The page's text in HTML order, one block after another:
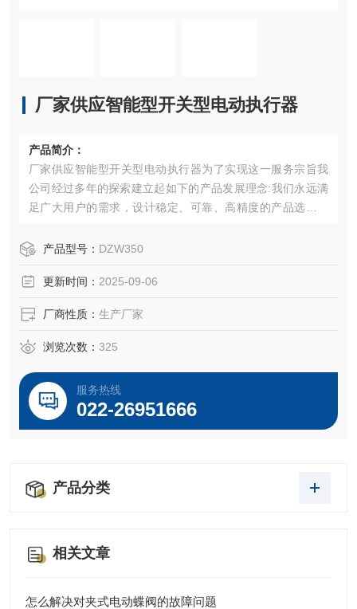
厂家供应智能型开关型电动执行器
产品简介：
厂家供应智能型开关型电动执行器为了实现这一服务宗旨我
公司经过多年的探索建立起如下的产品发展理念:我们永远满
足广大用户的需求，设计稳定、可靠、高精度的产品选择的
产品型号： DZW350
更新时间： 2025-09-06
厂商性质： 生产厂家
浏览次数： 325
服务热线
022-26951666
产品分类
相关文章
怎么解决对夹式电动蝶阀的故障问题